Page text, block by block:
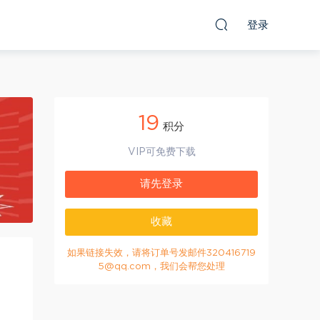
登录
19 积分
VIP可免费下载
请先登录
收藏
如果链接失效，请将订单号发邮件320416719
5@qq.com，我们会帮您处理